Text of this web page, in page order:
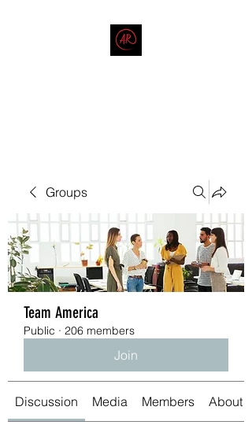
Groups
Team America
Public · 206 members
Join
Discussion Media Members About